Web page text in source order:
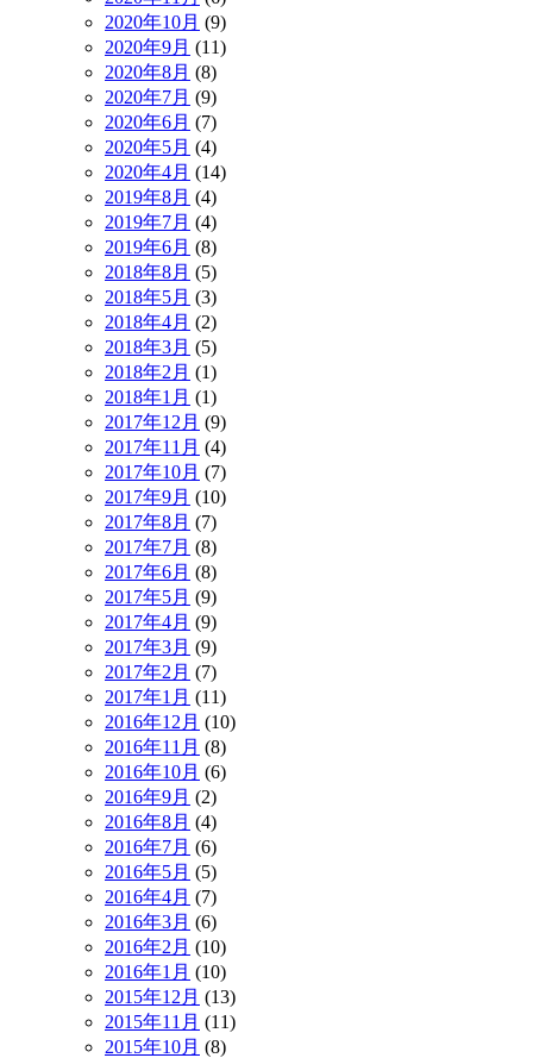
2020年10月 (9)
2020年9月 (11)
2020年8月 (8)
2020年7月 (9)
2020年6月 (7)
2020年5月 (4)
2020年4月 (14)
2019年8月 (4)
2019年7月 (4)
2019年6月 (8)
2018年8月 (5)
2018年5月 (3)
2018年4月 (2)
2018年3月 (5)
2018年2月 (1)
2018年1月 (1)
2017年12月 (9)
2017年11月 (4)
2017年10月 (7)
2017年9月 (10)
2017年8月 (7)
2017年7月 (8)
2017年6月 (8)
2017年5月 (9)
2017年4月 (9)
2017年3月 (9)
2017年2月 (7)
2017年1月 (11)
2016年12月 (10)
2016年11月 (8)
2016年10月 (6)
2016年9月 (2)
2016年8月 (4)
2016年7月 (6)
2016年5月 (5)
2016年4月 (7)
2016年3月 (6)
2016年2月 (10)
2016年1月 (10)
2015年12月 (13)
2015年11月 (11)
2015年10月 (8)